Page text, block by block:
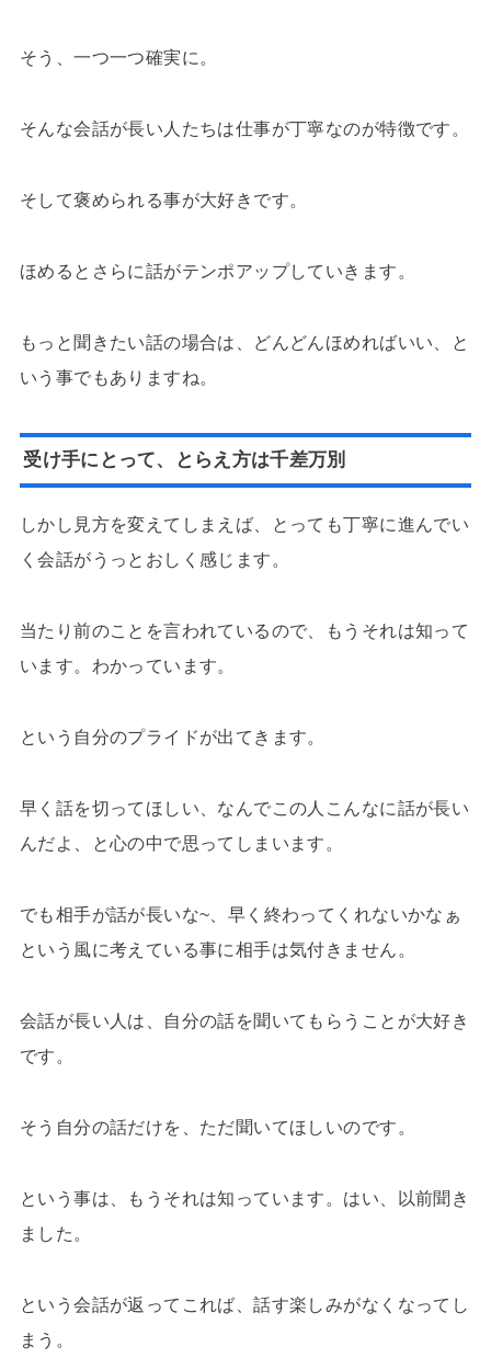
そう、一つ一つ確実に。
そんな会話が長い人たちは仕事が丁寧なのが特徴です。
そして褒められる事が大好きです。
ほめるとさらに話がテンポアップしていきます。
もっと聞きたい話の場合は、どんどんほめればいい、と
いう事でもありますね。
受け手にとって、とらえ方は千差万別
しかし見方を変えてしまえば、とっても丁寧に進んでい
く会話がうっとおしく感じます。
当たり前のことを言われているので、もうそれは知って
います。わかっています。
という自分のプライドが出てきます。
早く話を切ってほしい、なんでこの人こんなに話が長い
んだよ、と心の中で思ってしまいます。
でも相手が話が長いな~、早く終わってくれないかなぁ
という風に考えている事に相手は気付きません。
会話が長い人は、自分の話を聞いてもらうことが大好き
です。
そう自分の話だけを、ただ聞いてほしいのです。
という事は、もうそれは知っています。はい、以前聞き
ました。
という会話が返ってこれば、話す楽しみがなくなってし
まう。